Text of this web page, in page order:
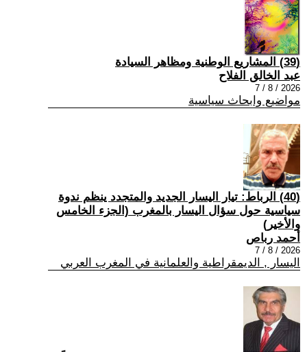
(39) المشاريع الوطنية ومظاهر السيادة
عبد الخالق الفلاح
2026 / 8 / 7
مواضيع وابحاث سياسية
(40) الرباط: تيار اليسار الجديد والمتجدد ينظم ندوة
سياسية حول سؤال اليسار بالمغرب (الجزء الخامس
والأخير)
أحمد رباص
2026 / 8 / 7
اليسار , الديمقراطية والعلمانية في المغرب العربي